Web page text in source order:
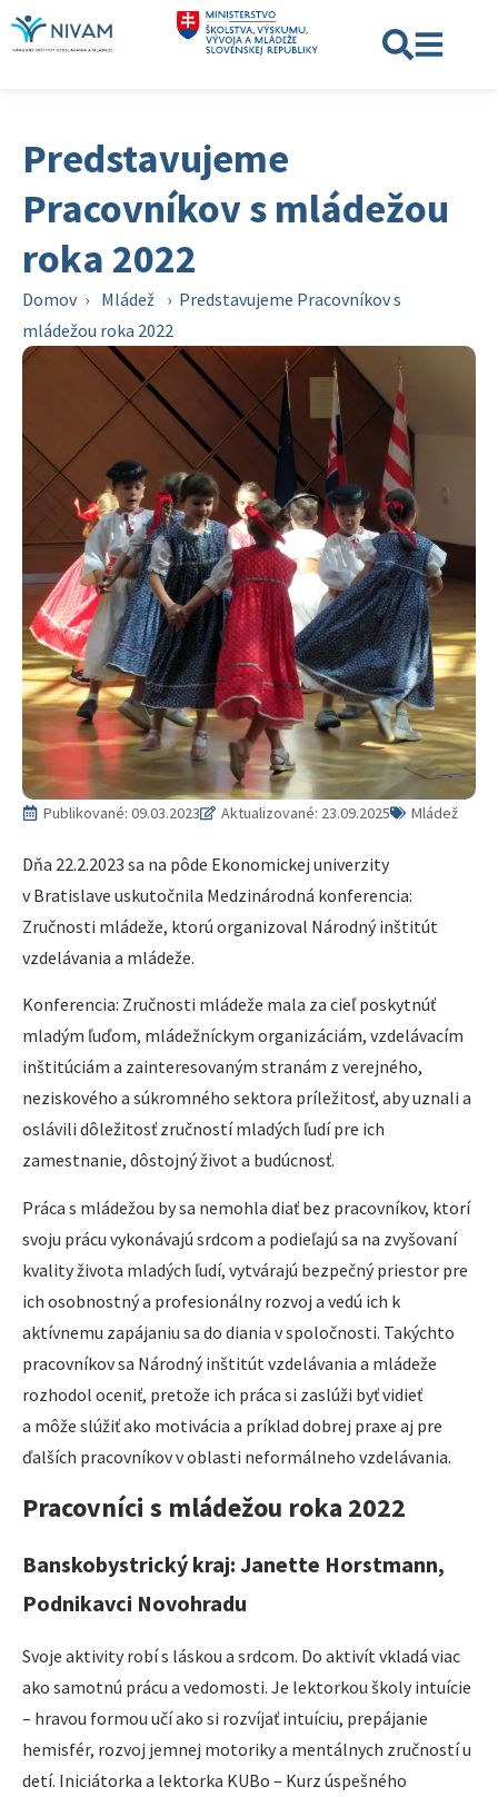
Predstavujeme
Pracovníkov s mládežou
roka 2022
Domov › Mládež › Predstavujeme Pracovníkov s
mládežou roka 2022
Publikované: 09.03.2023 Aktualizované: 23.09.2025 Mládež
Dňa 22.2.2023 sa na pôde Ekonomickej univerzity
v Bratislave uskutočnila Medzinárodná konferencia:
Zručnosti mládeže, ktorú organizoval Národný inštitút
vzdelávania a mládeže.
Konferencia: Zručnosti mládeže mala za cieľ poskytnúť
mladým ľuďom, mládežníckym organizáciám, vzdelávacím
inštitúciám a zainteresovaným stranám z verejného,
neziskového a súkromného sektora príležitosť, aby uznali a
oslávili dôležitosť zručností mladých ľudí pre ich
zamestnanie, dôstojný život a budúcnosť.
Práca s mládežou by sa nemohla diať bez pracovníkov, ktorí
svoju prácu vykonávajú srdcom a podieľajú sa na zvyšovaní
kvality života mladých ľudí, vytvárajú bezpečný priestor pre
ich osobnostný a profesionálny rozvoj a vedú ich k
aktívnemu zapájaniu sa do diania v spoločnosti. Takýchto
pracovníkov sa Národný inštitút vzdelávania a mládeže
rozhodol oceniť, pretože ich práca si zaslúži byť vidieť
a môže slúžiť ako motivácia a príklad dobrej praxe aj pre
ďalších pracovníkov v oblasti neformálneho vzdelávania.
Pracovníci s mládežou roka 2022
Banskobystrický kraj: Janette Horstmann,
Podnikavci Novohradu
Svoje aktivity robí s láskou a srdcom. Do aktivít vkladá viac
ako samotnú prácu a vedomosti. Je lektorkou školy intuície
– hravou formou učí ako si rozvíjať intuíciu, prepájanie
hemisfér, rozvoj jemnej motoriky a mentálnych zručností u
detí. Iniciátorka a lektorka KUBo – Kurz úspešného